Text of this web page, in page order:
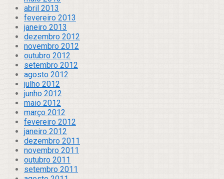
abril 2013
fevereiro 2013
janeiro 2013
dezembro 2012
novembro 2012
outubro 2012
setembro 2012
agosto 2012
julho 2012
junho 2012
maio 2012
março 2012
fevereiro 2012
janeiro 2012
dezembro 2011
novembro 2011
outubro 2011
setembro 2011